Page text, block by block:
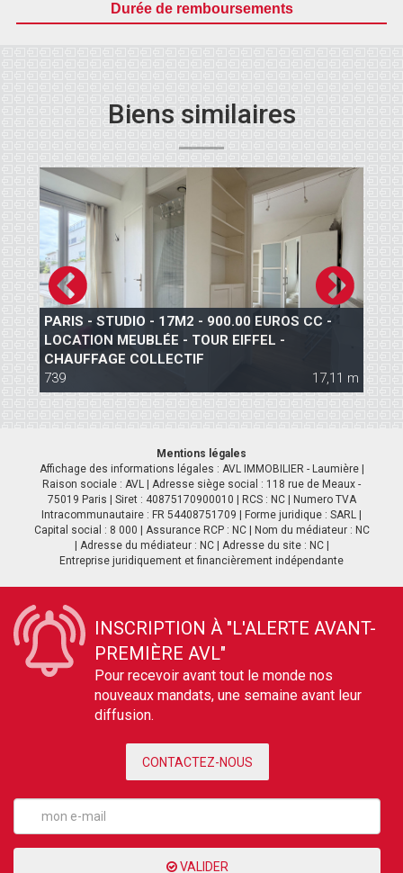
Durée de remboursements
Biens similaires
PARIS - STUDIO - 17M2 - 900.00 EUROS CC -
LOCATION MEUBLÉE - TOUR EIFFEL -
CHAUFFAGE COLLECTIF
739
17,11 m
Mentions légales
Affichage des informations légales : AVL IMMOBILIER - Laumière |
Raison sociale : AVL | Adresse siège social : 118 rue de Meaux -
75019 Paris | Siret : 40875170900010 | RCS : NC | Numero TVA
Intracommunautaire : FR 54408751709 | Forme juridique : SARL |
Capital social : 8 000 | Assurance RCP : NC | Nom du médiateur : NC
| Adresse du médiateur : NC | Adresse du site : NC |
Entreprise juridiquement et financièrement indépendante
INSCRIPTION À "L'ALERTE AVANT-
PREMIÈRE AVL"
Pour recevoir avant tout le monde nos
nouveaux mandats, une semaine avant leur
diffusion.
CONTACTEZ-NOUS
VALIDER